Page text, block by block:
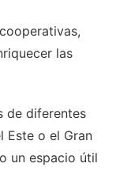
las
de diferentes
Este o el Gran
un espacio útil